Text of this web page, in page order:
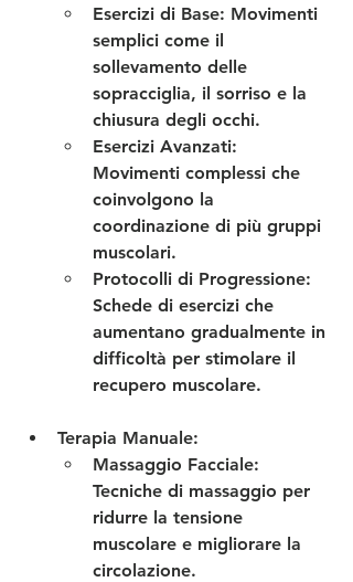
Esercizi di Base: Movimenti
semplici come il
sollevamento delle
sopracciglia, il sorriso e la
chiusura degli occhi.
Esercizi Avanzati:
Movimenti complessi che
coinvolgono la
coordinazione di più gruppi
muscolari.
Protocolli di Progressione:
Schede di esercizi che
aumentano gradualmente in
difficoltà per stimolare il
recupero muscolare.
Terapia Manuale:
Massaggio Facciale:
Tecniche di massaggio per
ridurre la tensione
muscolare e migliorare la
circolazione.